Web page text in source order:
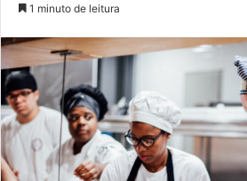
mail
1 minuto de leitura